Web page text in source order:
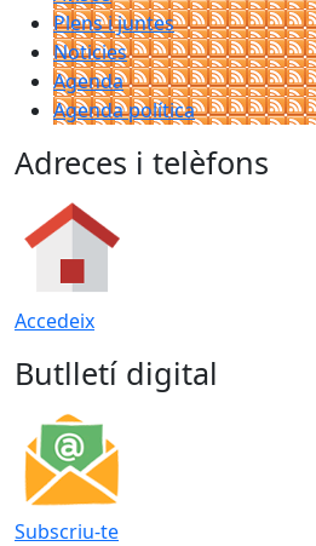
Plens i juntes
Noticies
Agenda
Agenda política
Adreces i telèfons
Accedeix
Butlletí digital
Subscriu-te